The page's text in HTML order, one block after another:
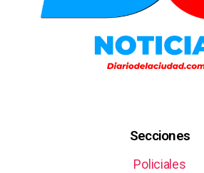
Secciones
Policiales